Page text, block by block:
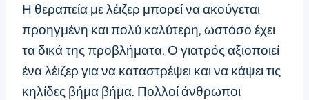
Η θεραπεία με λέιζερ μπορεί να ακούγεται
προηγμένη και πολύ καλύτερη, ωστόσο έχει
τα δικά της προβλήματα. Ο γιατρός αξιοποιεί
ένα λέιζερ για να καταστρέψει και να κάψει τις
κηλίδες βήμα βήμα. Πολλοί άνθρωποι